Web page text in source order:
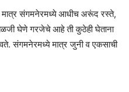
मात्र संगमनेरमध्ये आधीच अरूंद रस्ते,
घेणे गरजेचे आहे ती कुठेही घेताना
संगमनेरमध्ये मात्र जुनी व एकसाची